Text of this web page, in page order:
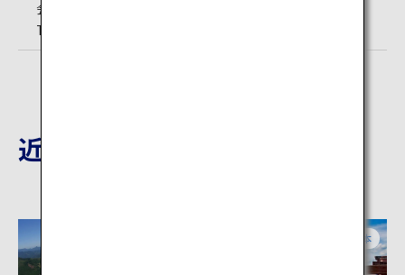
会事務局（菊池市商工観光課内））
TEL:0968-27-0210 （菊池渓谷内管理所）
近隣の観光地
熊本